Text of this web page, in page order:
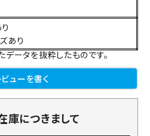
あり
ータを抜粋したものです。
ビューを書く
につきまして